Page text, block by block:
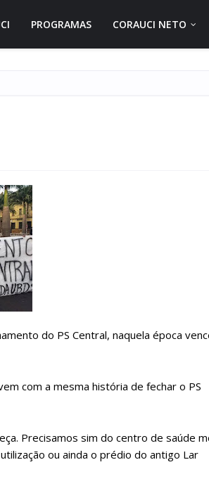
PROGRAMAS CORAUCI NETO
do PS Central, naquela época
com a mesma história de fechar o PS
Precisamos sim do centro de saúde
ou ainda o prédio do antigo Lar